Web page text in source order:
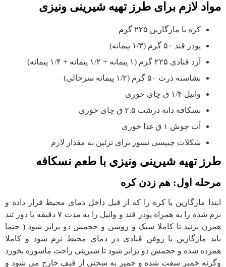
مواد لازم برای طرز تهیه شیرینی ونیزی
کره یا مارگارین ۲۲۵ گرم
پودر قند ۵۰ گرم (۱/۳ پیمانه)
آرد قنادی ۲۲۵ گرم (۱ پیمانه + ۱/۲ پیمانه + ۱/۴ پیمانه)
نشاسته ذرت ۵۰ گرم (۱/۲ پیمانه سرخالی)
وانیل ۱/۴ ق چای خوری
نسکافه دانه درشت ۲.۵ ق چای خوری
آب جوش ۱ ق غذا خوری
شکلات چیپسی نسوز برای تزئین به مقدار لازم
طرز تهیه شیرینی ونیزی با طعم نسکافه
مرحله اول: هم زدن کره
ابتدا مارگارین یا کره را که از قبل داخل دمای محیط قرار داده و
نرم شده را به همراه پودر قند و وانیل را به مدت ۷ دقیقه با دور تند
همزن بزنید تا کاملا سبک و روشن و حجمش دو برابر شود ( حتما
باید مارگارین یا روغن قنادی در دمای محیط نرم شود و کاملا
همزده شده و حجمش دو برابر شود تا شیرینی راحت ماسوره بخورد
وگرنه خمیر سفت شده و خمیر به سختی از قیف خارج می شود و